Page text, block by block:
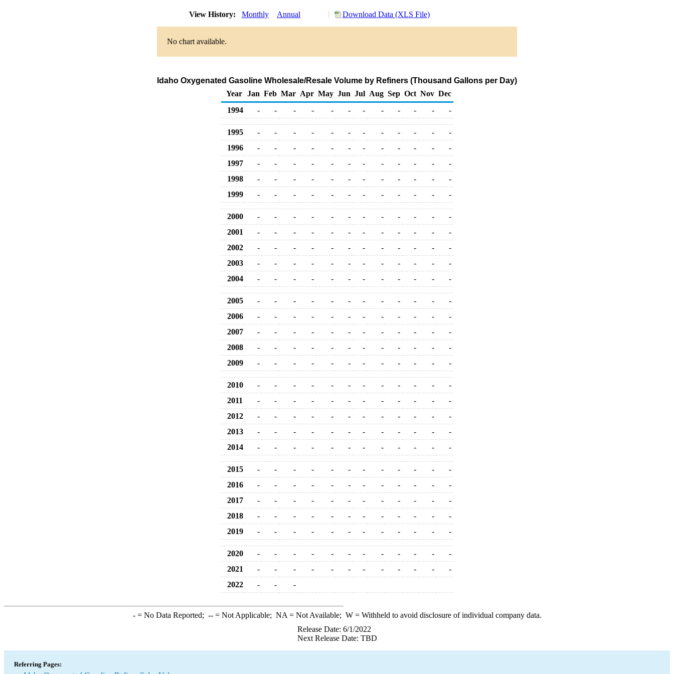
View History: Monthly Annual Download Data (XLS File)
No chart available.
Idaho Oxygenated Gasoline Wholesale/Resale Volume by Refiners (Thousand Gallons per Day)
Year
Jan Feb Mar Apr May Jun Jul Aug Sep Oct Nov Dec
1994
- - - - - - - - - - - -
1995 - - - - - - - - - - -
-
1996
- - - - - - - - - - -
-
1997
- - - - - - - - - - -
-
1998
- - - - - - - - - - -
-
1999
- - - - - - - - - - - -
2000 - - - - - - - - - - -
-
2001
- - - - - - - - - - -
-
2002
- - - - - - - - - - -
-
2003
- - - - - - - - - - -
-
2004
- - - - - - - - - - - -
2005 - - - - - - - - - - -
-
2006
- - - - - - - - - - -
-
2007
- - - - - - - - - - -
-
2008
- - - - - - - - - - -
-
2009
- - - - - - - - - - - -
2010 - - - - - - - - - - -
-
2011
- - - - - - - - - - -
-
2012
- - - - - - - - - - -
-
2013
- - - - - - - - - - -
-
2014
- - - - - - - - - - - -
2015 - - - - - - - - - - -
-
2016
- - - - - - - - - - -
-
2017
- - - - - - - - - - -
-
2018
- - - - - - - - - - -
-
2019
- - - - - - - - - - - -
2020 - - - - - - - - - - -
-
2021
- - - - - - - - - - -
-
2022
- - -
-= No Data Reported; --= Not Applicable; NA = Not Available; W= Withheld to avoid disclosure of individual company data.
Release Date: 6/1/2022
Next Release Date: TBD
Referring Pages: